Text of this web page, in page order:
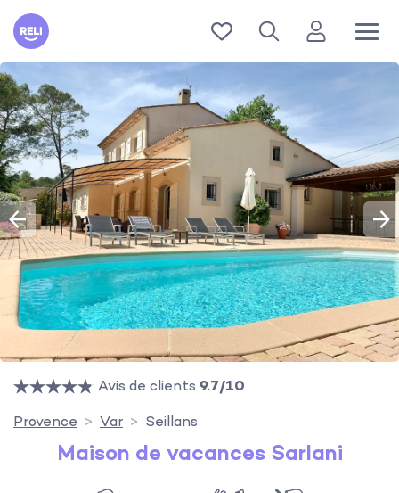
Reli
Avis de clients 9.7/10
Provence
Var Seillans
Maison de vacances Sarlani